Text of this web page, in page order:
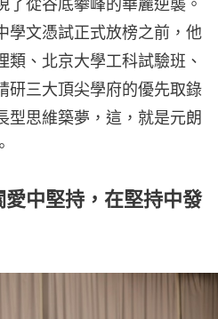
了從谷底攀峰的華麗逆襲。
學文憑試正式放榜之前，他
類、北京大學工科試驗班、
研三大頂尖學府的優先取錄
型思維築夢，這，就是元朗
中堅持，在堅持中發